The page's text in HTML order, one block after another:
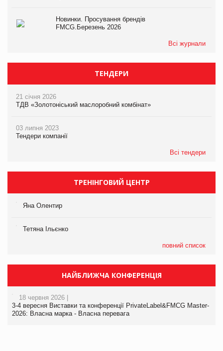
Новинки. Просування брендів
FMCG.Березень 2026
Всі журнали
ТЕНДЕРИ
21 січня 2026
ТДВ «Золотоніський маслоробний комбінат»
03 липня 2023
Тендери компанії
Всі тендери
ТРЕНІНГОВИЙ ЦЕНТР
Яна Олентир
Тетяна Ільєнко
повний список
НАЙБЛИЖЧА КОНФЕРЕНЦІЯ
18 червня 2026 |
3-4 вересня Виставки та конференції PrivateLabel&FMCG Master-
2026: Власна марка - Власна перевага